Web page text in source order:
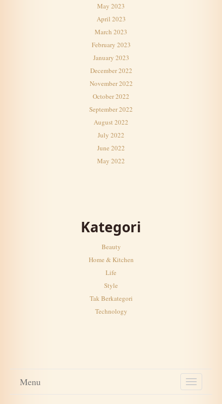
May 2023
April 2023
March 2023
February 2023
January 2023
December 2022
November 2022
October 2022
September 2022
August 2022
July 2022
June 2022
May 2022
Kategori
Beauty
Home & Kitchen
Life
Style
Tak Berkategori
Technology
Menu